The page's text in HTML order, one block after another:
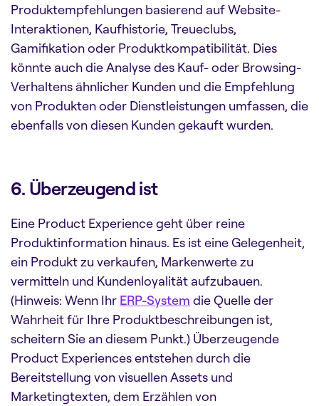
Produktempfehlungen basierend auf Website-
Interaktionen, Kaufhistorie, Treueclubs,
Gamifikation oder Produktkompatibilität. Dies
könnte auch die Analyse des Kauf- oder Browsing-
Verhaltens ähnlicher Kunden und die Empfehlung
von Produkten oder Dienstleistungen umfassen, die
ebenfalls von diesen Kunden gekauft wurden.
6. Überzeugend ist
Eine Product Experience geht über reine
Produktinformation hinaus. Es ist eine Gelegenheit,
ein Produkt zu verkaufen, Markenwerte zu
vermitteln und Kundenloyalität aufzubauen.
(Hinweis: Wenn Ihr ERP-System die Quelle der
Wahrheit für Ihre Produktbeschreibungen ist,
scheitern Sie an diesem Punkt.) Überzeugende
Product Experiences entstehen durch die
Bereitstellung von visuellen Assets und
Marketingtexten, dem Erzählen von